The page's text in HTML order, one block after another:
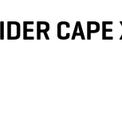
CAPE